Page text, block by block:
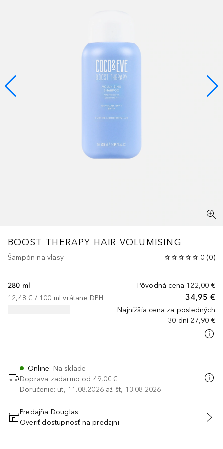
BOOST THERAPY HAIR VOLUMISING
Šampón na vlasy 0 (0)
Pôvodná cena 122,00 €
34,95 €
Najnižšia cena za posledných
30 dní 27,90 €
280 ml
12,48 € / 100 ml vrátane DPH
Online: Na sklade
Doprava zadarmo od 49,00 €
Doručenie: ut, 11.08.2026 až št, 13.08.2026
PRIDAŤ DO KOŠÍKA
Predajňa Douglas
Overiť dostupnosť na predajni